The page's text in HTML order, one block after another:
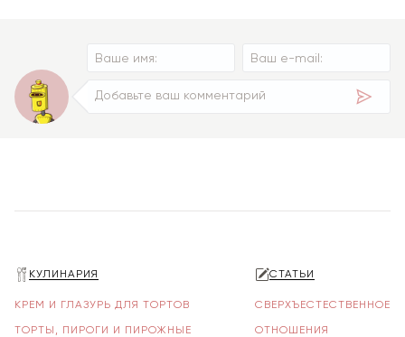
КУЛИНАРИЯ
КРЕМ И ГЛАЗУРЬ ДЛЯ ТОРТОВ
ТОРТЫ, ПИРОГИ И ПИРОЖНЫЕ
СТАТЬИ
СВЕРХЪЕСТЕСТВЕННОЕ
ОТНОШЕНИЯ